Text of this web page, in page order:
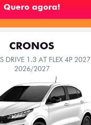
Quero agora!
CRONOS
DRIVE 1.3 AT FLEX 4P 2027
2026/2027